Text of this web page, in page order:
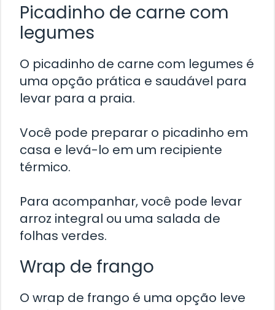
Picadinho de carne com
legumes
O picadinho de carne com legumes é
uma opção prática e saudável para
levar para a praia.
Você pode preparar o picadinho em
casa e levá-lo em um recipiente
térmico.
Para acompanhar, você pode levar
arroz integral ou uma salada de
folhas verdes.
Wrap de frango
O wrap de frango é uma opção leve